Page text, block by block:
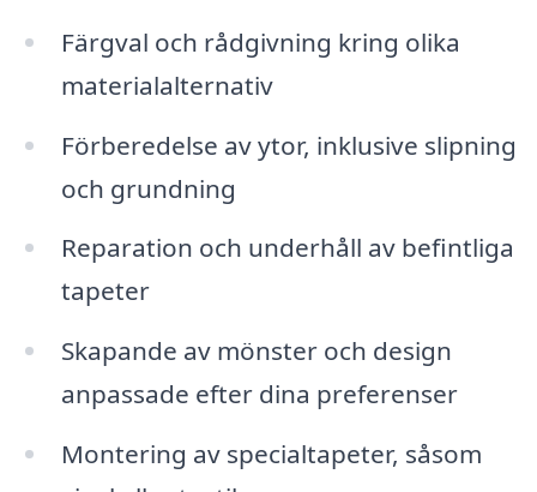
Färgval och rådgivning kring olika
materialalternativ
Förberedelse av ytor, inklusive slipning
och grundning
Reparation och underhåll av befintliga
tapeter
Skapande av mönster och design
anpassade efter dina preferenser
Montering av specialtapeter, såsom